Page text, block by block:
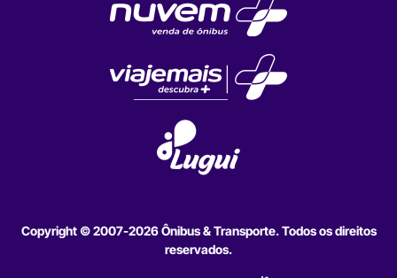
Copyright © 2007-2026 Ônibus & Transporte. Todos os direitos
reservados.